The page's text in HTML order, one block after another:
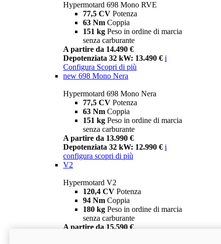
Hypermotard 698 Mono RVE
77,5 CV Potenza
63 Nm Coppia
151 kg Peso in ordine di marcia
senza carburante
A partire da 14.490 €
Depotenziata 32 kW: 13.490 € i
Configura Scopri di più
new 698 Mono Nera
Hypermotard 698 Mono Nera
77,5 CV Potenza
63 Nm Coppia
151 kg Peso in ordine di marcia
senza carburante
A partire da 13.990 €
Depotenziata 32 kW: 12.990 € i
configura scopri di più
V2
Hypermotard V2
120,4 CV Potenza
94 Nm Coppia
180 kg Peso in ordine di marcia
senza carburante
A partire da 15.590 €